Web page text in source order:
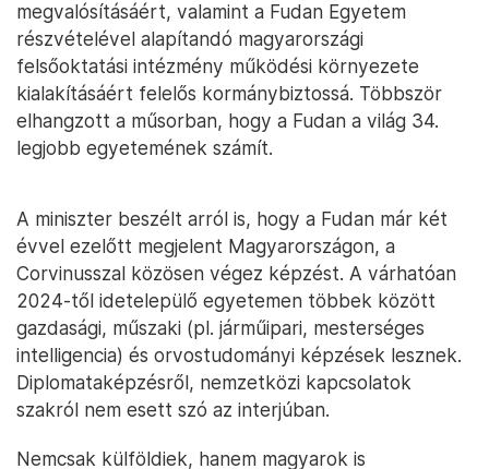
megvalósításáért, valamint a Fudan Egyetem
részvételével alapítandó magyarországi
felsőoktatási intézmény működési környezete
kialakításáért felelős kormánybiztossá. Többször
elhangzott a műsorban, hogy a Fudan a világ 34.
legjobb egyetemének számít.
A miniszter beszélt arról is, hogy a Fudan már két
évvel ezelőtt megjelent Magyarországon, a
Corvinusszal közösen végez képzést. A várhatóan
2024-től idetelepülő egyetemen többek között
gazdasági, műszaki (pl. járműipari, mesterséges
intelligencia) és orvostudományi képzések lesznek.
Diplomataképzésről, nemzetközi kapcsolatok
szakról nem esett szó az interjúban.
Nemcsak külföldiek, hanem magyarok is